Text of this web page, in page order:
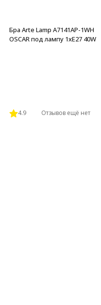
Бра Arte Lamp A7141AP-1WH
OSCAR под лампу 1xE27 40W
4.9 Отзывов ещё нет